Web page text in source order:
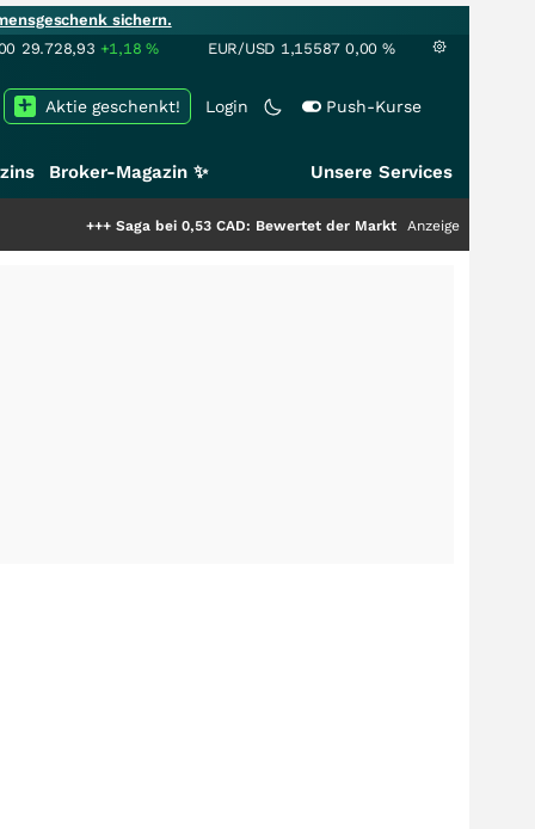
sichern.
29.728,93 +1,18% EUR/USD 1,15587 0,00 %
Login Push-Kurse
Aktie geschenkt!
Broker-Magazin ✨ Unsere Services
Saga bei 0,53 CAD: Bewertet der Markt noch immer nur die
Anzeige